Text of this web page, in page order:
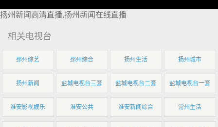
扬州新闻高清直播,扬州新闻在线直播
相关电视台
邳州综艺 邳州综合 扬州生活 扬州城市
扬州新闻 盐城电视台三套 盐城电视台二套 盐城电视台一套
淮安影视娱乐 淮安公共 淮安新闻综合 常州生活